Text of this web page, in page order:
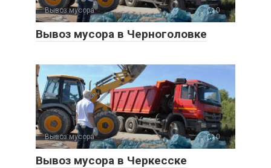
Вывоз мусора 0
Вывоз мусора в Черноголовке
Вывоз мусора 0
Вывоз мусора в Черкесске